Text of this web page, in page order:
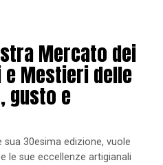
Mercato dei
Mestieri delle
gusto e
sua 30esima edizione, vuole
le sue eccellenze artigianali